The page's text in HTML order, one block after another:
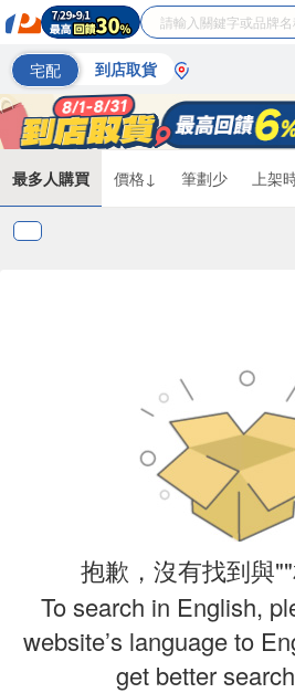
宅配 到店取貨
最多人購買 價格↓ 筆劃少 上架
抱歉，沒有找到與
To search in English,
website’s language to
get better